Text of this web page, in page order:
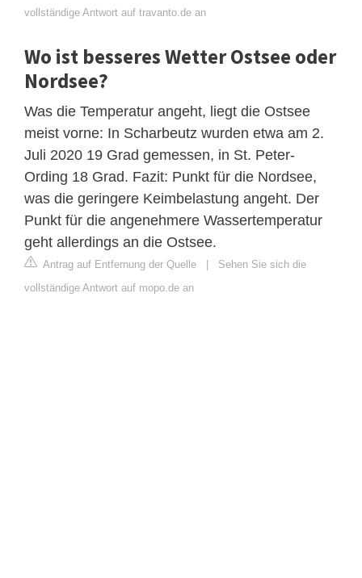
vollständige Antwort auf travanto.de an
Wo ist besseres Wetter Ostsee oder
Nordsee?
Was die Temperatur angeht, liegt die Ostsee
meist vorne: In Scharbeutz wurden etwa am 2.
Juli 2020 19 Grad gemessen, in St. Peter-
Ording 18 Grad. Fazit: Punkt für die Nordsee,
was die geringere Keimbelastung angeht. Der
Punkt für die angenehmere Wassertemperatur
geht allerdings an die Ostsee.
Antrag auf Entfernung der Quelle | Sehen Sie sich die
vollständige Antwort auf mopo.de an